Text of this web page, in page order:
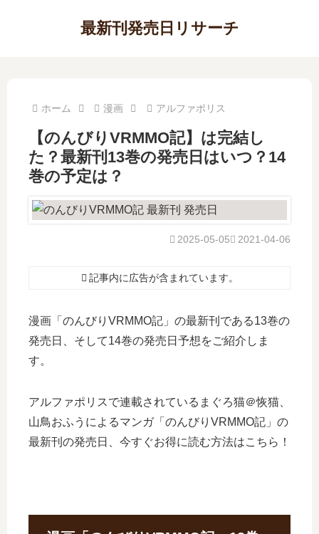
最新刊発売日リサーチ
ホーム 漫画 アルファポリス
【のんびりVRMMO記】は完結し
た？最新刊13巻の発売日はいつ？14
巻の予定は？
2021-04-06
2025-05-05
記事内に広告が含まれています。
漫画「のんびりVRMMO記」の最新刊である13巻の
発売日、そして14巻の発売日予想をご紹介しま
す。
アルファポリスで連載されているまぐろ猫＠恢猫、
山鳥おふうによるマンガ「のんびりVRMMO記」の
最新刊の発売日、今すぐお得に読む方法はこちら！